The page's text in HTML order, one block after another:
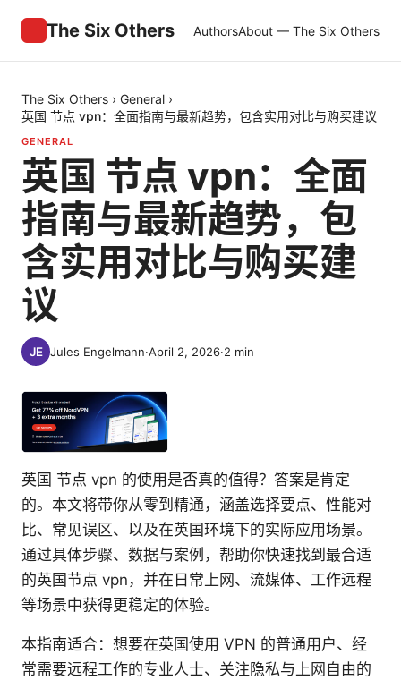
The Six Others AuthorsAbout — The Six Others
The Six Others › General ›
英国 节点 vpn：全面指南与最新趋势，包含实用对比与购买建议
GENERAL
英国 节点 vpn：全面
指南与最新趋势，包
含实用对比与购买建
议
Jules Engelmann·April 2, 2026·2 min
英国 节点 vpn 的使用是否真的值得？答案是肯定
的。本文将带你从零到精通，涵盖选择要点、性能对
比、常见误区、以及在英国环境下的实际应用场景。
通过具体步骤、数据与案例，帮助你快速找到最合适
的英国节点 vpn，并在日常上网、流媒体、工作远程
等场景中获得更稳定的体验。
本指南适合：想要在英国使用 VPN 的普通用户、经
常需要远程工作的专业人士、关注隐私与上网自由的